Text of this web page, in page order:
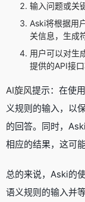
输入问题或关
Aski将根据用
关信息，生成
用户可以对生
提供的API接
AI旋风提示：在使
义规则的输入，以
的回答。同时，
相应的结果，这可
总的来说，Aski的
语义规则的输入并